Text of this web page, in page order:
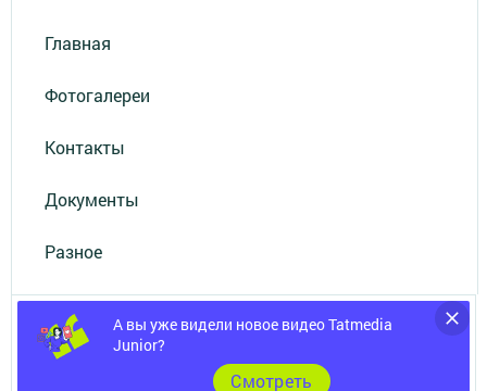
Главная
Фотогалереи
Контакты
Документы
Разное
А вы уже видели новое видео Tatmedia
Junior?
Cмотреть